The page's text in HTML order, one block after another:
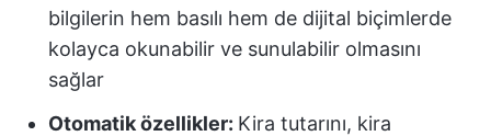
bilgilerin hem basılı hem de dijital biçimlerde
kolayca okunabilir ve sunulabilir olmasını
sağlar
Otomatik özellikler: Kira tutarını, kira